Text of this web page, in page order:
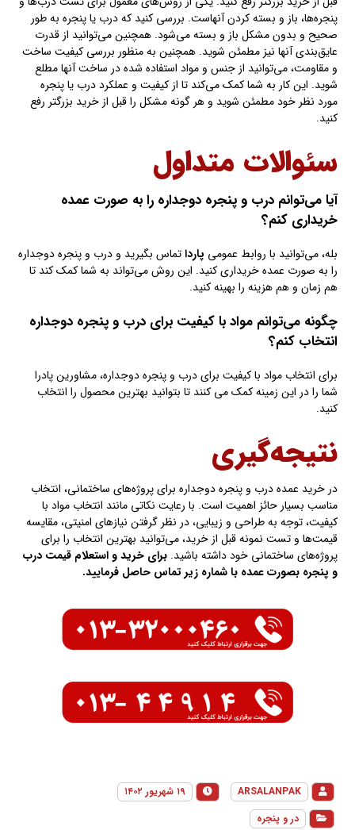
پنجره‌ها، باز و بسته کردن آنهاست. بررسی کنید که درب یا پنجره به طور
صحیح و بدون مشکل باز و بسته می‌شود. همچنین می‌توانید از قدرت
عایق‌بندی آنها نیز مطمئن شوید. همچنین به منظور بررسی کیفیت ساخت
و مقاومت، می‌توانید از جنس و مواد استفاده شده در ساخت آنها مطلع
شوید. این کار به شما کمک می‌کند تا از کیفیت و عملکرد درب یا پنجره
مورد نظر خود مطمئن شوید و هر گونه مشکل را قبل از خرید بزرگتر رفع
کنید.
سئوالات متداول
آیا می‌توانم درب و پنجره دوجداره را به صورت عمده
خریداری کنم؟
بله، می‌توانید با روابط عمومی پارداتماس بگیرید و درب و پنجره دوجداره
را به صورت عمده خریداری کنید. این روش می‌تواند به شما کمک کند تا
هم زمان و هم هزینه را بهینه کنید.
چگونه می‌توانم مواد با کیفیت برای درب و پنجره دوجداره
انتخاب کنم؟
برای انتخاب مواد با کیفیت برای درب و پنجره دوجداره، مشاورین پادرا
شما را در این زمینه کمک می کنند تا بتوانید بهترین محصول را انتخاب
کنید.
نتیجه‌گیری
در خرید عمده درب و پنجره دوجداره برای پروژه‌های ساختمانی، انتخاب
مناسب بسیار حائز اهمیت است. با رعایت نکاتی مانند انتخاب مواد با
کیفیت، توجه به طراحی و زیبایی، در نظر گرفتن نیازهای امنیتی، مقایسه
قیمت‌ها و تست نمونه قبل از خرید، می‌توانید بهترین انتخاب را برای
پروژه‌های ساختمانی خود داشته باشید.برای خرید و استعلام قیمت درب
و پنجره بصورت عمده با شماره زیر تماس حاصل فرمایید.
ARSALANPAK
۱۹ شهریور ۱۴۰۲
در و پنجره